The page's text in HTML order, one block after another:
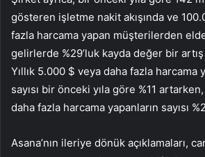
gösteren işletme nakit akışında ve
fazla harcama yapan müşterilerden
gelirlerde %29’luk kayda değer bir
Yıllık 5.000 $ veya daha fazla
sayısı bir önceki yıla göre %11
daha fazla harcama yapanların sayısı
Asana’nın ileriye dönük açıklamaları,